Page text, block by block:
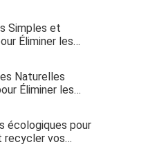
Simples et
Éliminer les
Naturelles
Éliminer les
écologiques pour
recycler vos